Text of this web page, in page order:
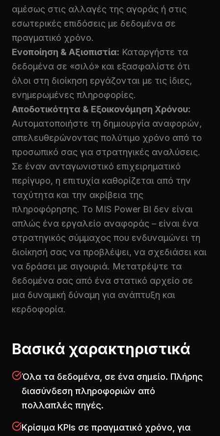
αμέσως στις αλλαγές της αγοράς ή στις
εσωτερικές επιδόσεις με δεδομένα σε
πραγματικό χρόνο.
Ενοποίηση & Αξιοπιστία: Καταργήστε τα
δεδομένα σε «σιλό» και εξασφαλίστε ότι
όλοι στη διοίκηση εργάζονται με τις ίδιες,
ενημερωμένες πληροφορίες.
Αποδοτικότητα & Εξοικονόμηση Χρόνου:
Αυτοματοποιήστε τη δημιουργία αναφορών,
απελευθερώνοντας πολύτιμο χρόνο από το
προσωπικό σας για στρατηγικές αναλύσεις.
Σε έναν ανταγωνιστικό επιχειρηματικό
περίγυρο, η επιτυχία καθορίζεται από την
ταχύτητα και την ακρίβεια της
πληροφόρησης. Το MIS Power BI δεν είναι
απλώς ένα εργαλείο αναφοράς – είναι ένα
στρατηγικός σύμμαχος που ενδυναμώνει τη
διοίκησή σας να προβλέψει, να σχεδιάσει και
να δράσει με σιγουριά. Μετατρέψτε τα
δεδομένα σας από ένα στατικό αρχείο σε
μια δυναμική δύναμη για ανάπτυξη και
κερδοφορία.
Βασικά χαρακτηριστικά
Όλα τα δεδομένα, σε ένα σημείο. Πλήρης
διασύνδεση πληροφοριών από
πολλαπλές πηγές.
Κρίσιμα KPIs σε πραγματικό χρόνο, για